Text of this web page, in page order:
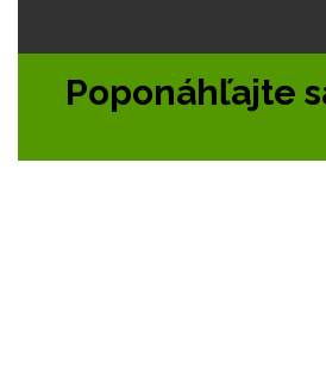
Poponáhľajte